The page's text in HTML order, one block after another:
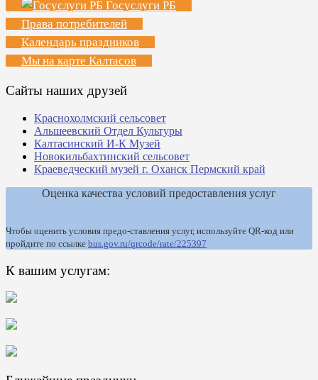
Госуслуги РБ
Права потребителей
Календарь праздников
Мы на карте Калтасов
Сайты наших друзей
Краснохолмский сельсовет
Альшеевский Отдел Культуры
Калтасинский И-К Музей
Новокильбахтинский сельсовет
Краеведческий музей г. Оханск Пермский край
Оценка качества условий предоставления услуг
Чтобы оценить условия предо-ставления услуг, используйте QR-код или
пройдите по ссылке bus.gov.ru/qrcode/rate/225397
К вашим услугам: